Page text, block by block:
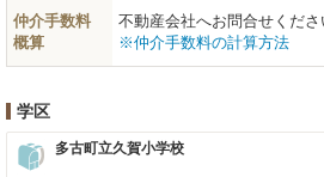
仲介手数料
概算
不動産会社へお問合せくださ
※仲介手数料の計算方法
学区
多古町立久賀小学校